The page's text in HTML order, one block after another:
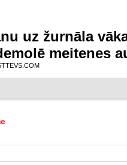
uz žurnāla
meitenes